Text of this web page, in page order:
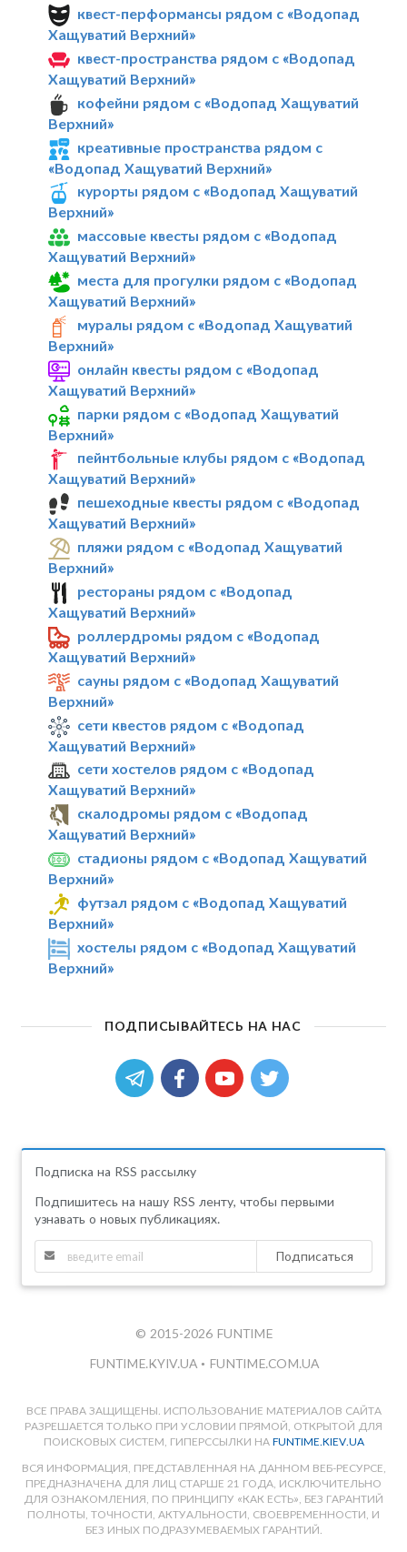
квест-перформансы рядом с «Водопад
Хащуватий Верхний»
квест-пространства рядом с «Водопад
Хащуватий Верхний»
кофейни рядом с «Водопад Хащуватий
Верхний»
креативные пространства рядом с
«Водопад Хащуватий Верхний»
курорты рядом с «Водопад Хащуватий
Верхний»
массовые квесты рядом с «Водопад
Хащуватий Верхний»
места для прогулки рядом с «Водопад
Хащуватий Верхний»
муралы рядом с «Водопад Хащуватий
Верхний»
онлайн квесты рядом с «Водопад
Хащуватий Верхний»
парки рядом с «Водопад Хащуватий
Верхний»
пейнтбольные клубы рядом с «Водопад
Хащуватий Верхний»
пешеходные квесты рядом с «Водопад
Хащуватий Верхний»
пляжи рядом с «Водопад Хащуватий
Верхний»
рестораны рядом с «Водопад
Хащуватий Верхний»
роллердромы рядом с «Водопад
Хащуватий Верхний»
сауны рядом с «Водопад Хащуватий
Верхний»
сети квестов рядом с «Водопад
Хащуватий Верхний»
сети хостелов рядом с «Водопад
Хащуватий Верхний»
скалодромы рядом с «Водопад
Хащуватий Верхний»
стадионы рядом с «Водопад Хащуватий
Верхний»
футзал рядом с «Водопад Хащуватий
Верхний»
хостелы рядом с «Водопад Хащуватий
Верхний»
ПОДПИСЫВАЙТЕСЬ НА НАС
Подписка на RSS рассылку
Подпишитесь на нашу RSS ленту, чтобы первыми
узнавать о новых публикациях.
Подписаться
© 2015-2026 FUNTIME
FUNTIME.KYIV.UA • FUNTIME.COM.UA
ВСЕ ПРАВА ЗАЩИЩЕНЫ. ИСПОЛЬЗОВАНИЕ МАТЕРИАЛОВ САЙТА
РАЗРЕШАЕТСЯ ТОЛЬКО ПРИ УСЛОВИИ ПРЯМОЙ, ОТКРЫТОЙ ДЛЯ
ПОИСКОВЫХ СИСТЕМ, ГИПЕРССЫЛКИ НА FUNTIME.KIEV.UA
ВСЯ ИНФОРМАЦИЯ, ПРЕДСТАВЛЕННАЯ НА ДАННОМ ВЕБ-РЕСУРСЕ,
ПРЕДНАЗНАЧЕНА ДЛЯ ЛИЦ СТАРШЕ 21 ГОДА, ИСКЛЮЧИТЕЛЬНО
ДЛЯ ОЗНАКОМЛЕНИЯ, ПО ПРИНЦИПУ «КАК ЕСТЬ», БЕЗ ГАРАНТИЙ
ПОЛНОТЫ, ТОЧНОСТИ, АКТУАЛЬНОСТИ, СВОЕВРЕМЕННОСТИ, И
БЕЗ ИНЫХ ПОДРАЗУМЕВАЕМЫХ ГАРАНТИЙ.